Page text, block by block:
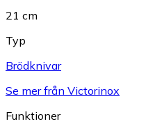
21 cm
Typ
Brödknivar
Se mer från Victorinox
Funktioner